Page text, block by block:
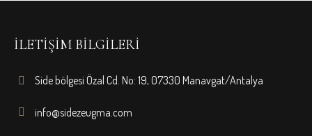
İLETIŞIM BILGILERI
Side bölgesi Özal Cd. No: 19, 07330 Manavgat/Antalya
info@sidezeugma.com